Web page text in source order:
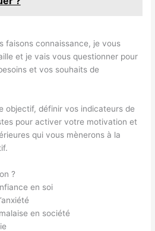
faisons connaissance, je vous
et je vais vous questionner pour
et vos souhaits de
objectif, définir vos indicateurs de
pour activer votre motivation et
qui vous mènerons à la
?
en soi
en société